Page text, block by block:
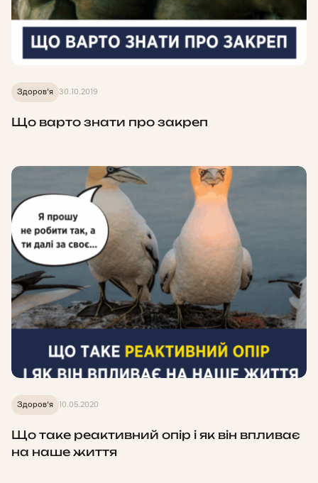
Здоров'я 30.10.2019
Що варто знати про закреп
Здоров'я 10.05.2020
Що таке реактивний опір і як він впливає
на наше життя